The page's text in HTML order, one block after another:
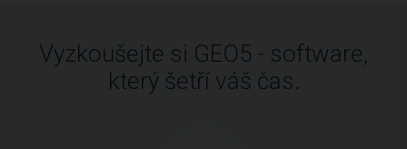
Vyzkoušejte si GEO5 - software,
který šetří váš čas.